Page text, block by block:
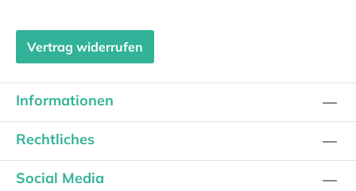
Vertrag widerrufen
Informationen
Rechtliches
Social Media